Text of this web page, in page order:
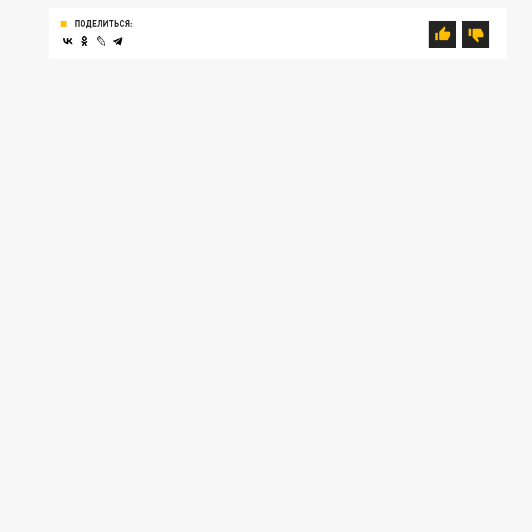
ПОДЕЛИТЬСЯ: